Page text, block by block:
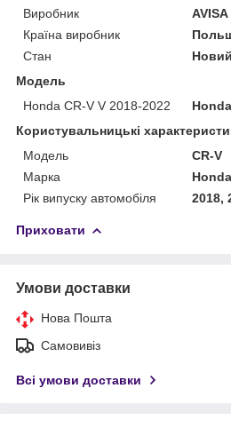
Виробник
AVISA
Країна виробник
Стан
Новий
Модель
Honda CR-V V 2018-2022
Користувальницькі
Модель
CR-V
Марка
Honda
Рік випуску автомобіля
2018,
Приховати
Умови доставки
Нова Пошта
Самовивіз
Всі умови доставки